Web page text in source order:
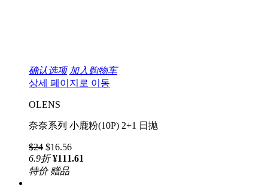
确认选项 加入购物车
상세 페이지로 이동
OLENS
奈奈系列 小鹿粉(10P) 2+1 日抛
$24 $16.56
6.9折 ¥111.61
特价 赠品